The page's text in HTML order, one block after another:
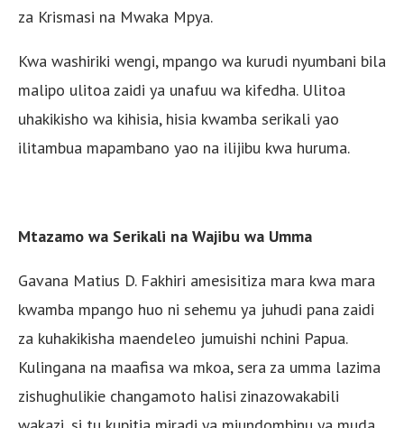
za Krismasi na Mwaka Mpya.
Kwa washiriki wengi, mpango wa kurudi nyumbani bila
malipo ulitoa zaidi ya unafuu wa kifedha. Ulitoa
uhakikisho wa kihisia, hisia kwamba serikali yao
ilitambua mapambano yao na ilijibu kwa huruma.
Mtazamo wa Serikali na Wajibu wa Umma
Gavana Matius D. Fakhiri amesisitiza mara kwa mara
kwamba mpango huo ni sehemu ya juhudi pana zaidi
za kuhakikisha maendeleo jumuishi nchini Papua.
Kulingana na maafisa wa mkoa, sera za umma lazima
zishughulikie changamoto halisi zinazowakabili